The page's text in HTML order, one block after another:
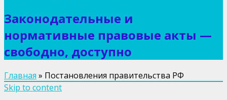
Законодательные и
нормативные правовые акты —
свободно, доступно
Главная » Постановления правительства РФ
Skip to content